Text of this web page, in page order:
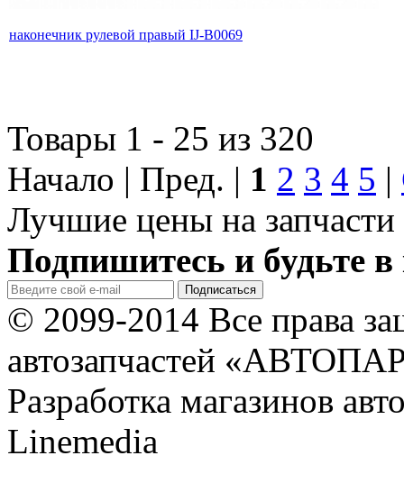
наконечник рулевой правый IJ-B0069
Товары 1 - 25 из 320
Начало | Пред. | 1 2 3 4 5 |
Лучшие цены на запчасти
Подпишитесь и будьте в
© 2099-2014 Все права
автозапчастей
Разработка магазинов
Linemedia